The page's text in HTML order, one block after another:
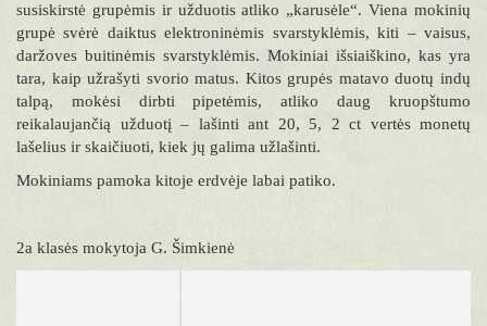
susiskirstė grupėmis ir užduotis atliko „karusėle“. Viena mokinių
grupė svėrė daiktus elektroninėmis svarstyklėmis, kiti – vaisus,
daržoves buitinėmis svarstyklėmis. Mokiniai išsiaiškino, kas yra
tara, kaip užrašyti svorio matus. Kitos grupės matavo duotų indų
talpą, mokėsi dirbti pipetėmis, atliko daug kruopštumo
reikalaujančią užduotį – lašinti ant 20, 5, 2 ct vertės monetų
lašelius ir skaičiuoti, kiek jų galima užlašinti.
Mokiniams pamoka kitoje erdvėje labai patiko.
2a klasės mokytoja G. Šimkienė